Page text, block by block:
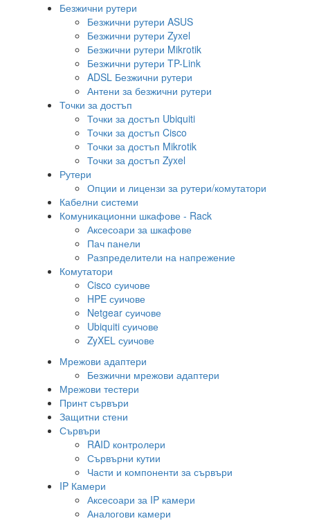
Безжични рутери
Безжични рутери ASUS
Безжични рутери Zyxel
Безжични рутери Mikrotik
Безжични рутери TP-Link
ADSL Безжични рутери
Антени за безжични рутери
Точки за достъп
Точки за достъп Ubiquiti
Точки за достъп Cisco
Точки за достъп Mikrotik
Точки за достъп Zyxel
Рутери
Опции и лицензи за рутери/комутатори
Кабелни системи
Комуникационни шкафове - Rack
Аксесоари за шкафове
Пач панели
Разпределители на напрежение
Комутатори
Cisco суичове
HPE суичове
Netgear суичове
Ubiquiti суичове
ZyXEL суичове
Мрежови адаптери
Безжични мрежови адаптери
Мрежови тестери
Принт сървъри
Защитни стени
Сървъри
RAID контролери
Сървърни кутии
Части и компоненти за сървъри
IP Камери
Аксесоари за IP камери
Аналогови камери